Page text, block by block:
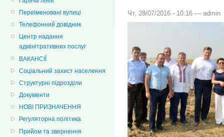
Переіменовані вулиці
Телефонний довідник
Центр надання
адмінітративних послуг
ВАКАНСІЇ
Соціальний захист населення
Структурні підрозділи
Документи
НОВІ ПРИЗНАЧЕННЯ
Регуляторна політика
Прийом та звернення
Чт, 28/07/2016 - 10:16 — admin